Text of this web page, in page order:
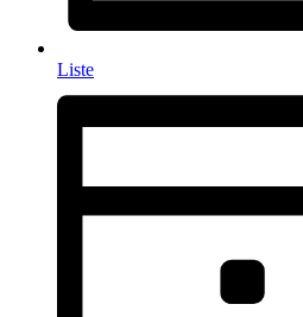
Liste